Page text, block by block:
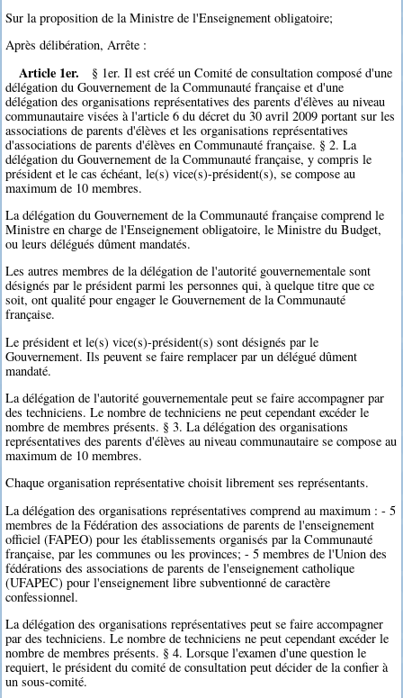
Sur la proposition de la Ministre de l'Enseignement obligatoire;
Après délibération, Arrête :
Article 1er.
§ 1er. Il est créé un Comité de consultation composé d'une
délégation du Gouvernement de la Communauté française et d'une
délégation des organisations représentatives des parents d'élèves au niveau
communautaire visées à l'article 6 du décret du 30 avril 2009 portant sur les
associations de parents d'élèves et les organisations représentatives
d'associations de parents d'élèves en Communauté française. § 2. La
délégation du Gouvernement de la Communauté française, y compris le
président et le cas échéant, le(s) vice(s)-président(s), se compose au
maximum de 10 membres.
La délégation du Gouvernement de la Communauté française comprend le
Ministre en charge de l'Enseignement obligatoire, le Ministre du Budget,
ou leurs délégués dûment mandatés.
Les autres membres de la délégation de l'autorité gouvernementale sont
désignés par le président parmi les personnes qui, à quelque titre que ce
soit, ont qualité pour engager le Gouvernement de la Communauté
française.
Le président et le(s) vice(s)-président(s) sont désignés par le
Gouvernement. Ils peuvent se faire remplacer par un délégué dûment
mandaté.
La délégation de l'autorité gouvernementale peut se faire accompagner par
des techniciens. Le nombre de techniciens ne peut cependant excéder le
nombre de membres présents. § 3. La délégation des organisations
représentatives des parents d'élèves au niveau communautaire se compose au
maximum de 10 membres.
Chaque organisation représentative choisit librement ses représentants.
La délégation des organisations représentatives comprend au maximum : - 5
membres de la Fédération des associations de parents de l'enseignement
officiel (FAPEO) pour les établissements organisés par la Communauté
française, par les communes ou les provinces; - 5 membres de l'Union des
fédérations des associations de parents de l'enseignement catholique
(UFAPEC) pour l'enseignement libre subventionné de caractère
confessionnel.
La délégation des organisations représentatives peut se faire accompagner
par des techniciens. Le nombre de techniciens ne peut cependant excéder le
nombre de membres présents. § 4. Lorsque l'examen d'une question le
requiert, le président du comité de consultation peut décider de la confier à
un sous-comité.